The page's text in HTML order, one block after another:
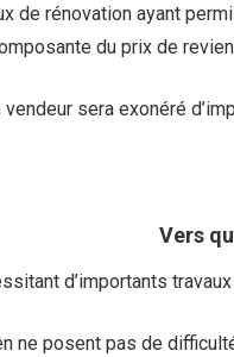
de rénovation ayant
du prix de
sera exonéré
Vers
d’importants
ne posent pas de